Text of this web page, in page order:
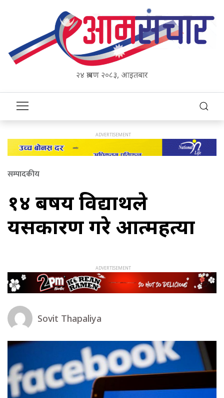
२४ श्रावण २०८३, आइतबार
सम्पादकीय
१४ बर्षीय विद्यार्थीले
यसकारण गरे आत्महत्या
Sovit Thapaliya